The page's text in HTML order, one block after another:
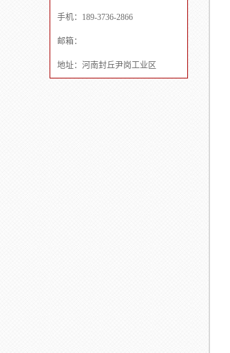
手机：189-3736-2866
邮箱：
地址：河南封丘尹岗工业区